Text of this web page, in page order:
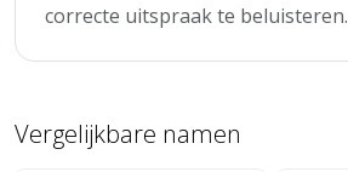
correcte uitspraak te beluisteren.
Vergelijkbare namen